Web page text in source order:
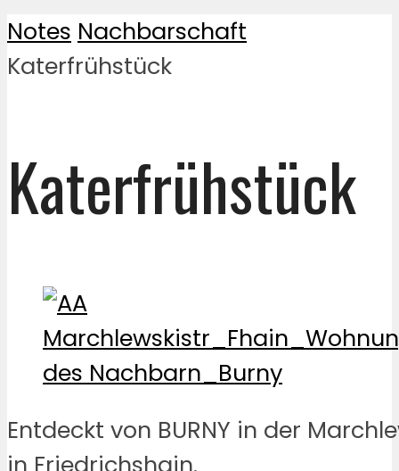
Notes Nachbarschaft
Katerfrühstück
Katerfrühstück
Entdeckt von BURNY in der